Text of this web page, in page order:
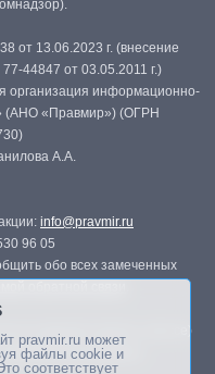
от 13.06.2023 г. (внесение
44847 от 03.05.2011 г.)
организация информационно-
(АНО «Правмир») (ОГРН
А.А.
info@pravmir.ru
96 05
обо всех замеченных
изданиях (книгах, прессе)
редакции.
pravmir.ru может
файлы cookie и
соответствует